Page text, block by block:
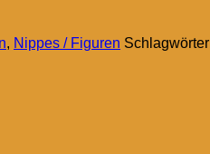
, Nippes / Figuren